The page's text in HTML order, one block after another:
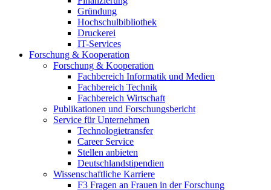
Gründung
Hochschulbibliothek
Druckerei
IT-Services
Forschung & Kooperation
Forschung & Kooperation
Fachbereich Informatik und Medien
Fachbereich Technik
Fachbereich Wirtschaft
Publikationen und Forschungsbericht
Service für Unternehmen
Technologietransfer
Career Service
Stellen anbieten
Deutschlandstipendien
Wissenschaftliche Karriere
F3 Fragen an Frauen in der Forschung